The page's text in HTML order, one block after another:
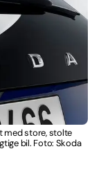
med store, stolte
bil. Foto: Skoda